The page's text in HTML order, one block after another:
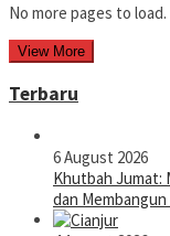
No more pages to load.
View More
Terbaru
6 August 2026
Khutbah Jumat:
dan